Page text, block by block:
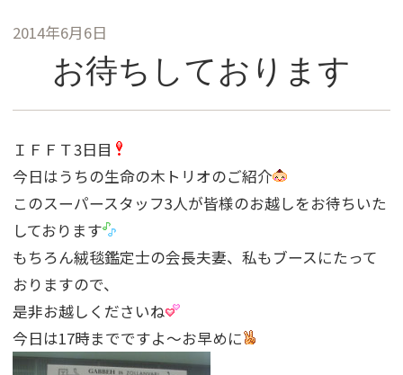
2014年6月6日
お待ちしております
ＩＦＦＴ3日目
今日はうちの生命の木トリオのご紹介
このスーパースタッフ3人が皆様のお越しをお待ちいた
しております
もちろん絨毯鑑定士の会長夫妻、私もブースにたって
おりますので、
是非お越しくださいね
今日は17時までですよ〜お早めに